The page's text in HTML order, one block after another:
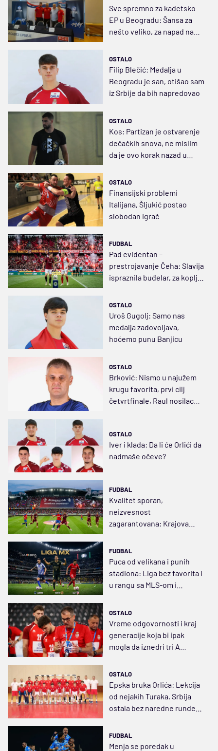
Sve spremno za kadetsko
EP u Beogradu: Šansa za
nešto veliko, za napad na
OSTALO
Filip Blečić: Medalja u
Beogradu je san, otišao sam
iz Srbije da bih napredovao
OSTALO
Kos: Partizan je ostvarenje
dečačkih snova, ne mislim
da je ovo korak nazad u
OSTALO
Finansijski problemi
Italijana, Šljukić postao
slobodan igrač
FUDBAL
Pad evidentan –
prestrojavanje Čeha: Slavija
ispraznila buđelar, za koplje
OSTALO
Uroš Gugolj: Samo nas
medalja zadovoljava,
hoćemo punu Banjicu
OSTALO
Brković: Nismo u najužem
krugu favorita, prvi cilj
četvrtfinale, Raul nosilac
OSTALO
Iver i klada: Da li će Orlići da
nadmaše očeve?
FUDBAL
Kvalitet sporan,
neizvesnost
zagarantovana: Krajova
ćorcima
FUDBAL
Puca od velikana i punih
stadiona: Liga bez favorita i
u rangu sa MLS-om i
OSTALO
Vreme odgovornosti i kraj
generacije koja bi ipak
mogla da iznedri tri A
OSTALO
Epska bruka Orlića: Lekcija
od nejakih Turaka, Srbija
ostala bez naredne runde
FUDBAL
Menja se poredak u